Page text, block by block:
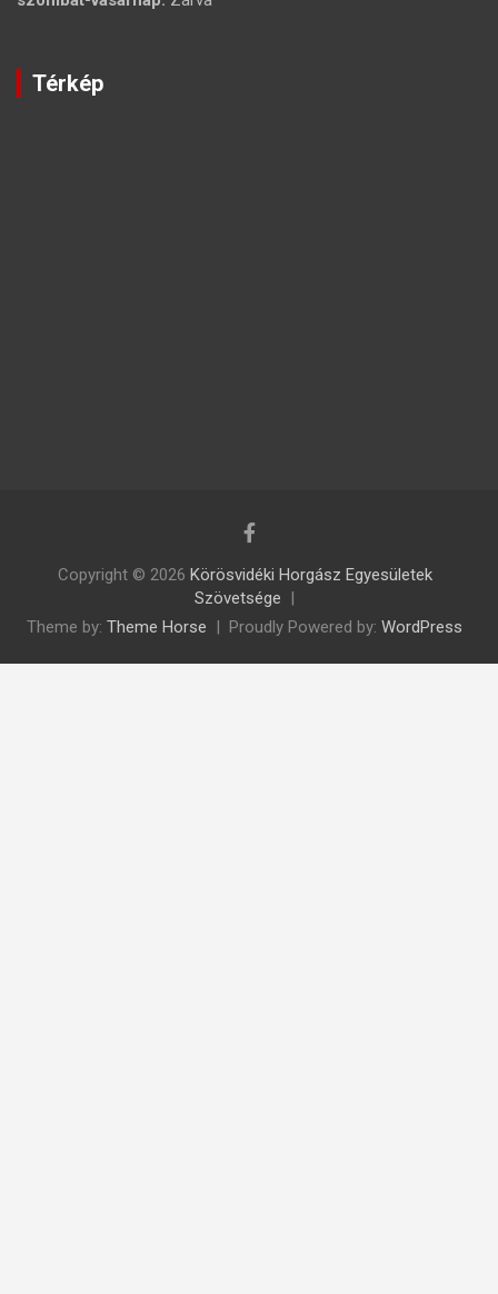
Térkép
Copyright © 2026 Körösvidéki Horgász Egyesületek
Szövetsége
Theme by: Theme Horse Proudly Powered by: WordPress